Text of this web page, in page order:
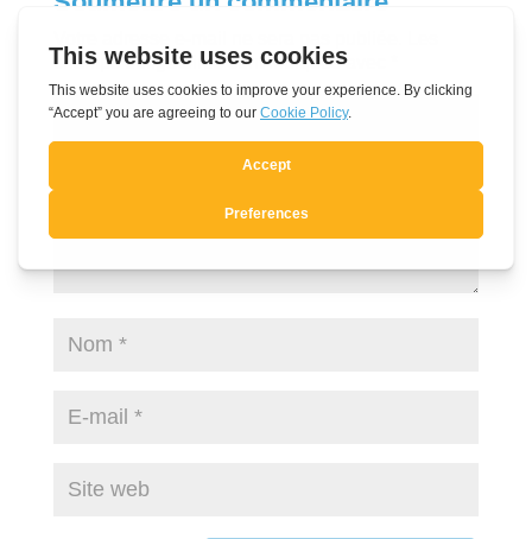
champs obligatoires sont indiqués avec